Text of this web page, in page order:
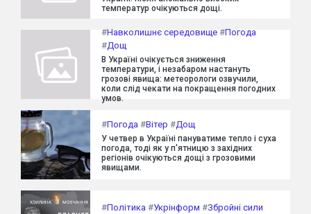
температур очікуються дощі.
#Навколишнє середовище #Погода
#Дощ
В Україні очікується зниження
температури, і незабаром настануть
грозові явища: метеорологи озвучили,
коли слід чекати на покращення погодних
умов.
#Погода #Вітер #Дощ
У четвер в Україні пануватиме тепло і суха
погода, тоді як у п'ятницю з західних
регіонів очікуються дощі з грозовими
явищами.
#Політика #Укрінформ #Збройні сили